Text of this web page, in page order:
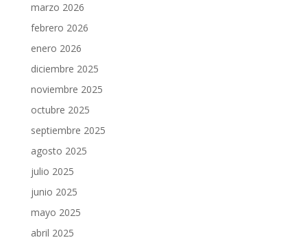
marzo 2026
febrero 2026
enero 2026
diciembre 2025
noviembre 2025
octubre 2025
septiembre 2025
agosto 2025
julio 2025
junio 2025
mayo 2025
abril 2025